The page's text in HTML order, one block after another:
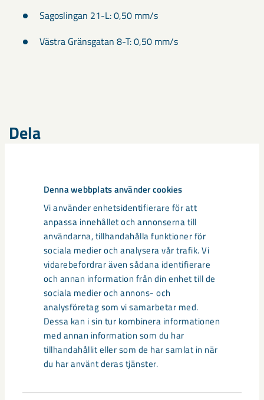
Denna webbplats använder cookies
Vi använder enhetsidentifierare för att
anpassa innehållet och annonserna till
användarna, tillhandahålla funktioner för
sociala medier och analysera vår trafik. Vi
vidarebefordrar även sådana identifierare
och annan information från din enhet till de
sociala medier och annons- och
analysföretag som vi samarbetar med.
Dessa kan i sin tur kombinera informationen
med annan information som du har
tillhandahållit eller som de har samlat in när
du har använt deras tjänster.
Sagoslingan 21-L: 0,50 mm/s
Västra Gränsgatan 8-T: 0,50 mm/s
Dela
Taggar
Malmberget seismik
Relaterat innehåll